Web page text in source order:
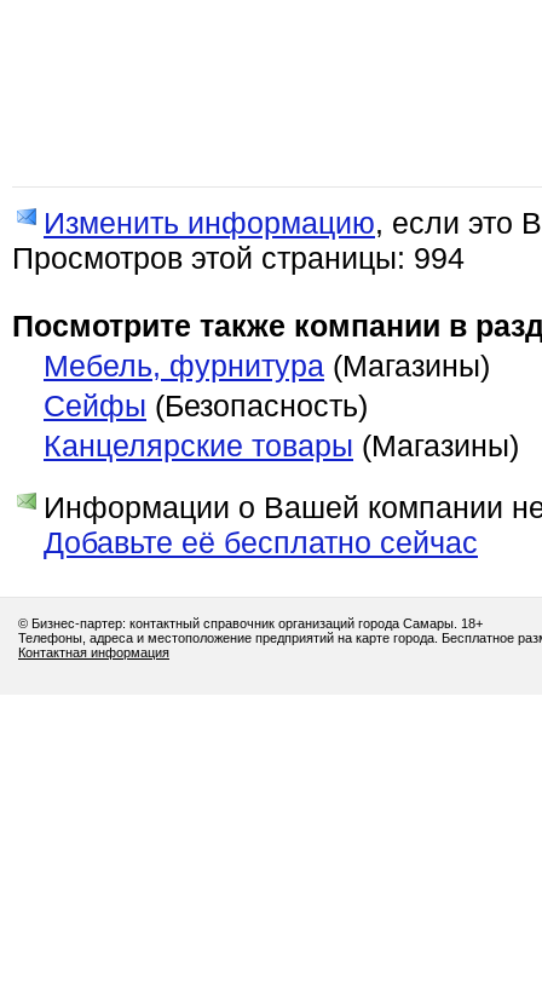
Изменить информацию, если это
Просмотров этой страницы: 994
Посмотрите также компании в
Мебель, фурнитура (Магазины)
Сейфы (Безопасность)
Канцелярские товары (Магазины)
Информации о Вашей компании
Добавьте её бесплатно сейчас
© Бизнес-партер: контактный справочник организаций города Самары. 18+
Телефоны, адреса и местоположение предприятий на карте города. Бесплатное
Контактная информация